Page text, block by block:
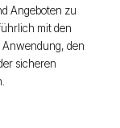
Angeboten zu
mit den
den
sicheren